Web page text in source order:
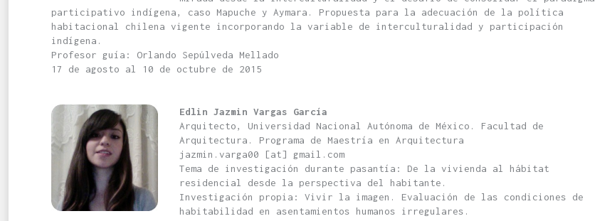
participativo indígena, caso Mapuche y Aymara. Propuesta para la adecuación de la política
habitacional chilena vigente incorporando la variable de interculturalidad y participación
indígena.
Profesor guía: Orlando Sepúlveda Mellado
17 de agosto al 10 de octubre de 2015
Edlin Jazmin Vargas García
Arquitecto, Universidad Nacional Autónoma de México. Facultad de
Arquitectura. Programa de Maestría en Arquitectura
jazmin.varga00 [at] gmail.com
Tema de investigación durante pasantía: De la vivienda al hábitat
residencial desde la perspectiva del habitante.
Investigación propia: Vivir la imagen. Evaluación de las condiciones de
habitabilidad en asentamientos humanos irregulares.